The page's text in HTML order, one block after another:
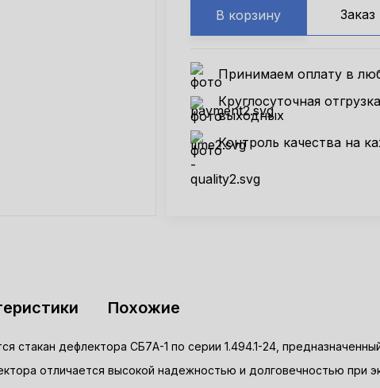
В корзину
Принимаем оплату в
Круглосуточная
выходных
Контроль качества на
Похожие
стакан дефлектора СБ7А-1 по серии 1.494.1-24,
отличается высокой надежностью и долговечностью при